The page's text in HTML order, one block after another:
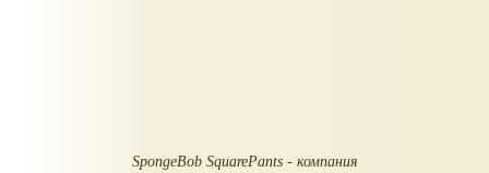
SpongeBob SquarePants - компания